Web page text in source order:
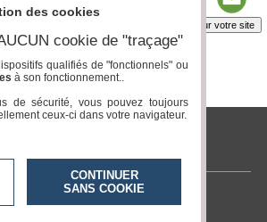
Insérez sur votre site
des cookies
cookie de "traçage"
qualifiés de "fonctionnels" ou
à son fonctionnement..
de sécurité, vous pouvez toujours
ceux-ci dans votre navigateur.
CONTINUER
SANS COOKIE